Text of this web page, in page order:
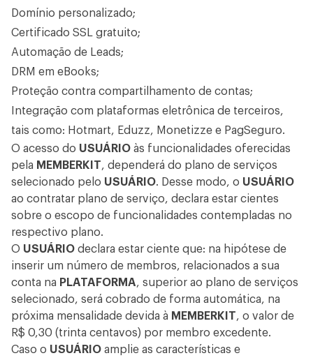
Domínio personalizado;
Certificado SSL gratuito;
Automação de Leads;
DRM em eBooks;
Proteção contra compartilhamento de contas;
Integração com plataformas eletrônica de terceiros,
tais como: Hotmart, Eduzz, Monetizze e PagSeguro.
O acesso do USUÁRIO às funcionalidades oferecidas
pela MEMBERKIT, dependerá do plano de serviços
selecionado pelo USUÁRIO. Desse modo, o USUÁRIO
ao contratar plano de serviço, declara estar cientes
sobre o escopo de funcionalidades contempladas no
respectivo plano.
O USUÁRIO declara estar ciente que: na hipótese de
inserir um número de membros, relacionados a sua
conta na PLATAFORMA, superior ao plano de serviços
selecionado, será cobrado de forma automática, na
próxima mensalidade devida à MEMBERKIT, o valor de
R$ 0,30 (trinta centavos) por membro excedente.
Caso o USUÁRIO amplie as características e